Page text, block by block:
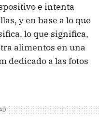
e intenta
y en base a lo que
lo que significa,
alimentos en una
dedicado a las fotos